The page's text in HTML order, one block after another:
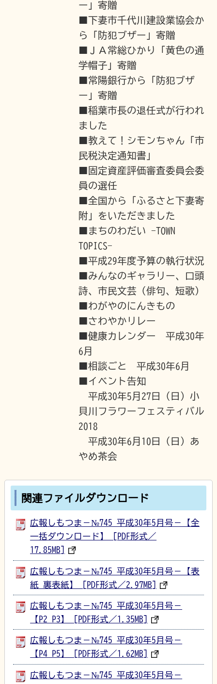
ー」寄贈
■下妻市千代川建設業協会か
ら「防犯ブザー」寄贈
■ＪＡ常総ひかり「黄色の通
学帽子」寄贈
■常陽銀行から「防犯ブザ
ー」寄贈
■稲葉市長の退任式が行われ
ました
■教えて！シモンちゃん「市
民税決定通知書」
■固定資産評価審査委員会委
員の選任
■全国から「ふるさと下妻寄
附」をいただきました
■まちのわだい -TOWN
TOPICS-
■平成29年度予算の執行状況
■みんなのギャラリー、口頭
詩、市民文芸（俳句、短歌）
■わがやのにんきもの
■さわやかリレー
■健康カレンダー 平成30年
6月
■相談ごと 平成30年6月
■イベント告知
平成30年5月27日（日）小
貝川フラワーフェスティバル
2018
平成30年6月10日（日）あ
やめ茶会
関連ファイルダウンロード
広報しもつま－№745 平成30年5月号－【全
一括ダウンロード】 [PDF形式／
17.85MB]
広報しもつま－№745 平成30年5月号－【表
紙_裏表紙】 [PDF形式／2.97MB]
広報しもつま－№745 平成30年5月号－
【P2_P3】 [PDF形式／1.35MB]
広報しもつま－№745 平成30年5月号－
【P4_P5】 [PDF形式／1.62MB]
広報しもつま－№745 平成30年5月号－